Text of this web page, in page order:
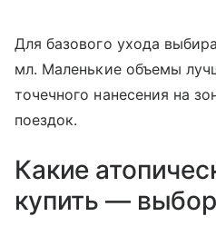
Для базового ухода
мл. Маленькие объемы
точечного нанесения на
поездок.
Какие
купить —